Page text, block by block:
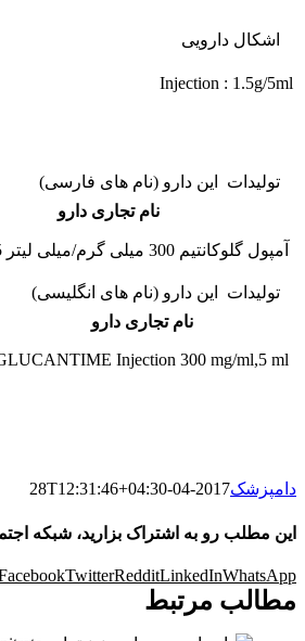
اشکال دارویی
Injection : 1.5g/5ml
تولیدات این دارو (نام های فارسی)
نام تجاری دارو
آمپول گلوکانتیم 300 میلی گرم/میلی لیتر 5میلی لیتر
تولیدات این دارو (نام های انگلیسی)
نام تجاری دارو
Injection 300 mg/ml,5 ml
دامپزشک2017-04-28T12:31:46+04:30
این مطلب رو به اشتراک بزارید، شبکه
TwitterRedditLinkedInWhatsApp
مطالب مرتبط